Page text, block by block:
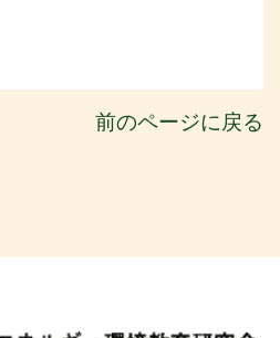
前のページに戻る